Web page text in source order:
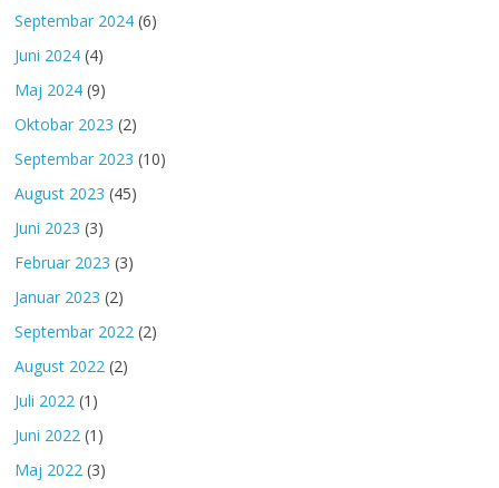
Septembar 2024 (6)
Juni 2024 (4)
Maj 2024 (9)
Oktobar 2023 (2)
Septembar 2023 (10)
August 2023 (45)
Juni 2023 (3)
Februar 2023 (3)
Januar 2023 (2)
Septembar 2022 (2)
August 2022 (2)
Juli 2022 (1)
Juni 2022 (1)
Maj 2022 (3)